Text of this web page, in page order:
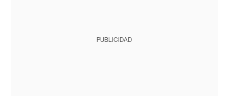
PUBLICIDAD